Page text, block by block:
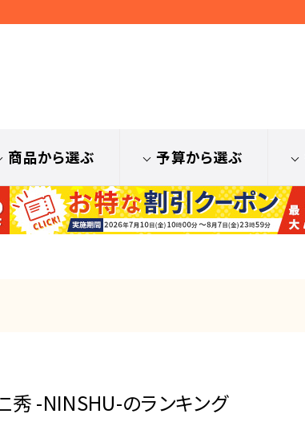
商品から選ぶ 予算から選ぶ
秀 -NINSHU-のランキング